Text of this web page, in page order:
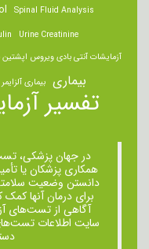
Spinal Fluid Analysis
Urine Creatinine
آزمایشات آنتی بادی ویروس اپشتین
بیماری بیماری آلزایمر
تفسیر
در جهان پزشکی،
همکاری پزشکان یا
دانستن وضعیت
برای درمان ‌آنها
آگاهی از تست‌های
سایت اطلاعات